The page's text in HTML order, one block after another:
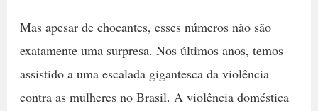
Mas apesar de chocantes, esses números não são
exatamente uma surpresa. Nos últimos anos, temos
assistido a uma escalada gigantesca da violência
contra as mulheres no Brasil. A violência doméstica